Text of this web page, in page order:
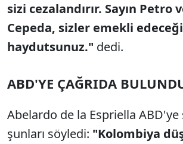
sizi cezalandırır. Sayın Petro
Cepeda, sizler emekli
haydutsunuz." dedi.
ABD'YE ÇAĞRIDA
Abelardo de la Espriella
şunları söyledi: "Kolombiya